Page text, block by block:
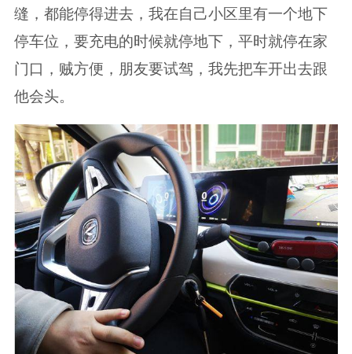
缝，都能停得进去，我在自己小区里有一个地下
停车位，要充电的时候就停地下，平时就停在家
门口，贼方便，朋友要试驾，我先把车开出去跟
他会头。